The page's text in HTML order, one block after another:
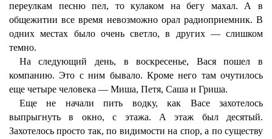
переулкам песню пел, то кулаком на бегу махал. А в
общежитии все время невозможно орал радиоприемник. В
одних местах было очень светло, в других — слишком
темно.
На следующий день, в воскресенье, Вася пошел в
компанию. Это с ним бывало. Кроме него там очутилось
еще четыре человека — Миша, Петя, Саша и Гриша.
Еще не начали пить водку, как Васе захотелось
выпрыгнуть в окно, с этажа. А этаж был десятый.
Захотелось просто так, по видимости на спор, а по существу